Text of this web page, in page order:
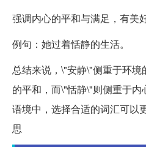
强调内心的平和与满足，有美
例句：她过着恬静的生活。
总结来说，\"安静\"侧重于环境
的平和，而\"恬静\"则侧重于
语境中，选择合适的词汇可以
思